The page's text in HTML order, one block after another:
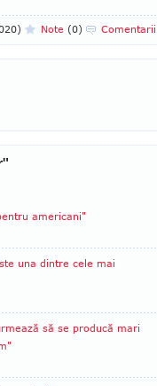
Note (0) Comentarii
americani"
una dintre cele mai
să se producă mari